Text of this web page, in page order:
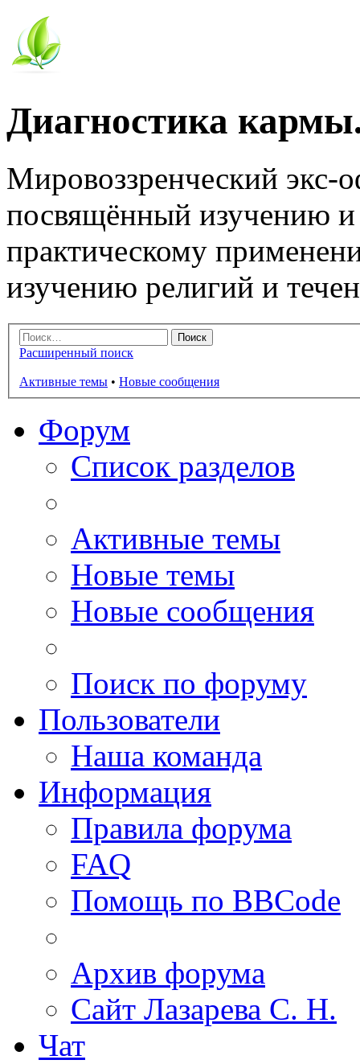
Диагностика
Мировоззренческий
посвящённый изучению
практическому
изучению религий и
Расширенный поиск
Активные темы • Новые сообщения
Форум
Список разделов
Активные темы
Новые темы
Новые сообщения
Поиск по форуму
Пользователи
Наша команда
Информация
Правила форума
FAQ
Помощь по BBCode
Архив форума
Сайт Лазарева С. Н.
Чат